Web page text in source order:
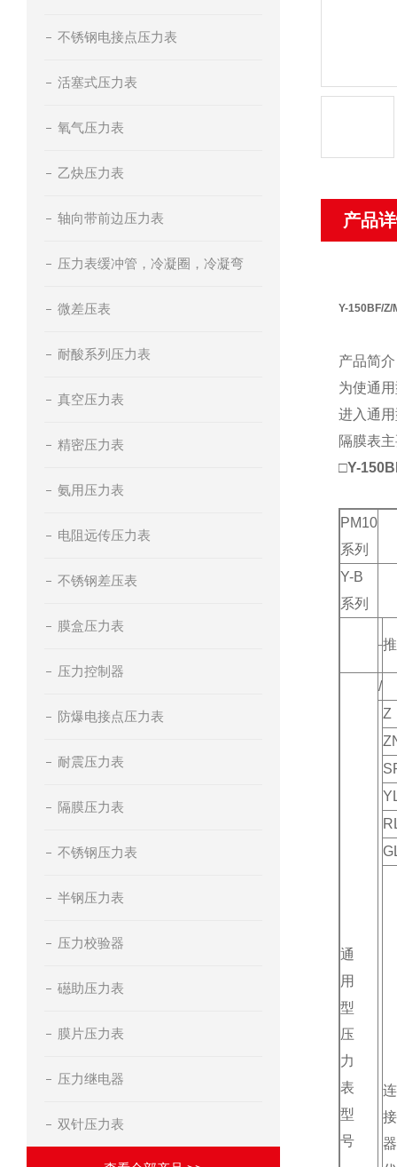
不锈钢电接点压力表
活塞式压力表
氧气压力表
乙炔压力表
轴向带前边压力表
压力表缓冲管，冷凝圈，冷凝弯
微差压表
耐酸系列压力表
真空压力表
精密压力表
氨用压力表
电阻远传压力表
不锈钢差压表
膜盒压力表
压力控制器
防爆电接点压力表
耐震压力表
隔膜压力表
不锈钢压力表
半钢压力表
压力校验器
礠助压力表
膜片压力表
压力继电器
双针压力表
产品
Y-150BF/Z/
产品简介
为使通
进入通
隔膜表
□Y-
PM10
系列
Y-B
系列
通
用
型
压
力
表
型
号
/
Z
连
接
器